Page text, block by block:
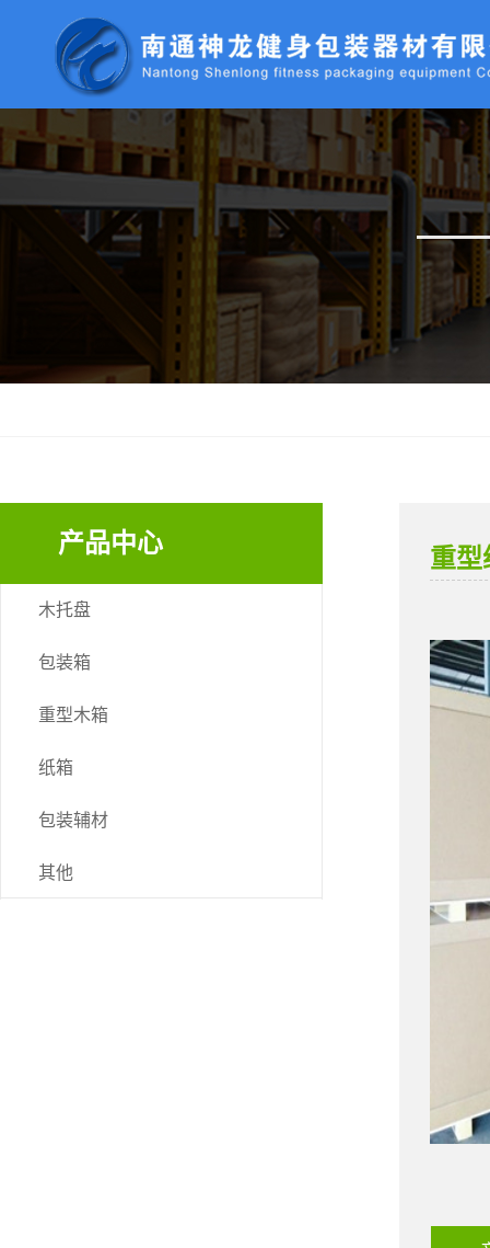
产品中心
木托盘
包装箱
重型木箱
纸箱
包装辅材
其他
重型